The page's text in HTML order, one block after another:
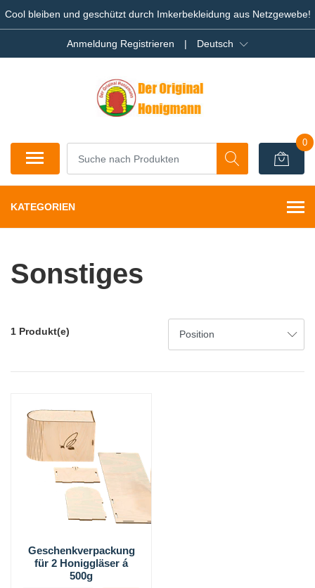
Cool bleiben und geschützt durch Imkerbekleidung aus Netzgewebe!
Anmeldung Registrieren | Deutsch
0
KATEGORIEN
Sonstiges
1 Produkt(e)
Geschenkverpackung
für 2 Honiggläser á
500g